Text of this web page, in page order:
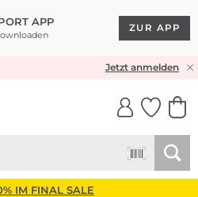
APP
ZUR APP
& RÜCKVERSANDJetzt anmelden
IM FINAL SALE